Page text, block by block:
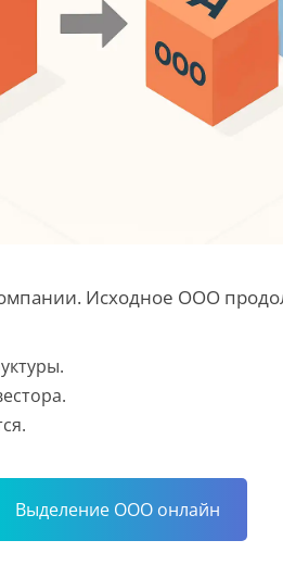
Исходное ООО
Выделение ООО онлайн